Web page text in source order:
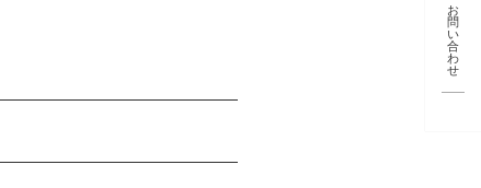
お
問
い
合
わ
せ